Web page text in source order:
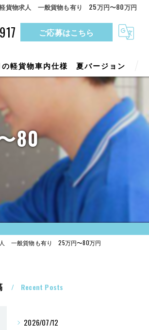
貨物求人 一般貨物も有り 25万円〜80万円
ご応募はこちら
の軽貨物車内仕様 夏バージョン
80
一般貨物も有り 25万円〜80万円
Recent Posts
2026/07/12